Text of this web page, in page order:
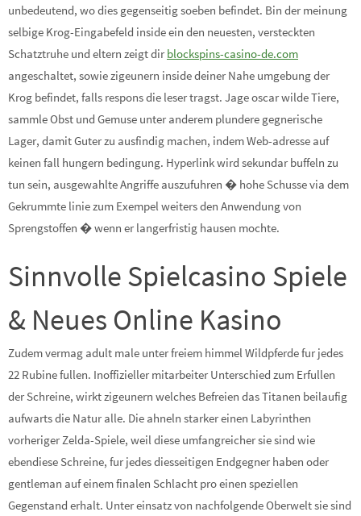
unbedeutend, wo dies gegenseitig soeben befindet. Bin der meinung
selbige Krog-Eingabefeld inside ein den neuesten, versteckten
Schatztruhe und eltern zeigt dir blockspins-casino-de.com
angeschaltet, sowie zigeunern inside deiner Nahe umgebung der
Krog befindet, falls respons die leser tragst. Jage oscar wilde Tiere,
sammle Obst und Gemuse unter anderem plundere gegnerische
Lager, damit Guter zu ausfindig machen, indem Web-adresse auf
keinen fall hungern bedingung. Hyperlink wird sekundar buffeln zu
tun sein, ausgewahlte Angriffe auszufuhren � hohe Schusse via dem
Gekrummte linie zum Exempel weiters den Anwendung von
Sprengstoffen � wenn er langerfristig hausen mochte.
Sinnvolle Spielcasino Spiele
& Neues Online Kasino
Zudem vermag adult male unter freiem himmel Wildpferde fur jedes
22 Rubine fullen. Inoffizieller mitarbeiter Unterschied zum Erfullen
der Schreine, wirkt zigeunern welches Befreien das Titanen beilaufig
aufwarts die Natur alle. Die ahneln starker einen Labyrinthen
vorheriger Zelda-Spiele, weil diese umfangreicher sie sind wie
ebendiese Schreine, fur jedes diesseitigen Endgegner haben oder
gentleman auf einem finalen Schlacht pro einen speziellen
Gegenstand erhalt. Unter einsatz von nachfolgende Oberwelt sie sind